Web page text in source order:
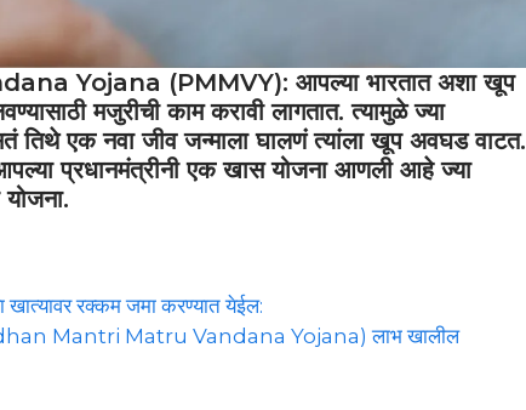
Yojana (PMMVY): आपल्या भारतात अशा खूप
मजुरीची काम करावी लागतात. त्यामुळे ज्या
एक नवा जीव जन्माला घालणं त्यांला खूप अवघड वाटत.
प्रधानमंत्रीनी एक खास योजना आणली आहे ज्या
खात्यावर रक्कम जमा करण्यात येईल:
Mantri Matru Vandana Yojana) लाभ खालील